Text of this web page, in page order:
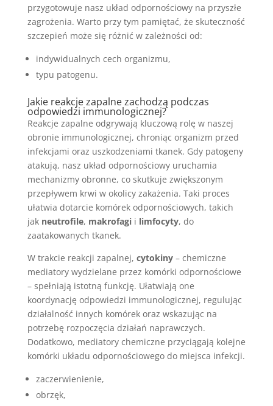
przygotowuje nasz układ odpornościowy na przyszłe
zagrożenia. Warto przy tym pamiętać, że skuteczność
szczepień może się różnić w zależności od:
indywidualnych cech organizmu,
typu patogenu.
Jakie reakcje zapalne zachodzą podczas
odpowiedzi immunologicznej?
Reakcje zapalne odgrywają kluczową rolę w naszej
obronie immunologicznej, chroniąc organizm przed
infekcjami oraz uszkodzeniami tkanek. Gdy patogeny
atakują, nasz układ odpornościowy uruchamia
mechanizmy obronne, co skutkuje zwiększonym
przepływem krwi w okolicy zakażenia. Taki proces
ułatwia dotarcie komórek odpornościowych, takich
jak neutrofile, makrofagii limfocyty, do
zaatakowanych tkanek.
W trakcie reakcji zapalnej, cytokiny– chemiczne
mediatory wydzielane przez komórki odpornościowe
– spełniają istotną funkcję. Ułatwiają one
koordynację odpowiedzi immunologicznej, regulując
działalność innych komórek oraz wskazując na
potrzebę rozpoczęcia działań naprawczych.
Dodatkowo, mediatory chemiczne przyciągają kolejne
komórki układu odpornościowego do miejsca infekcji.
zaczerwienienie,
obrzęk,